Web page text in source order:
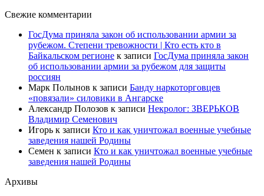
Свежие комментарии
ГосДума приняла закон об использовании армии за
рубежом. Степени тревожности | Кто есть кто в
Байкальском регионе к записи ГосДума приняла закон
об использовании армии за рубежом для защиты
россиян
Марк Полынов к записи Банду наркоторговцев
«повязали» силовики в Ангарске
Александр Полозов к записи Некролог: ЗВЕРЬКОВ
Владимир Семенович
Игорь к записи Кто и как уничтожал военные учебные
заведения нашей Родины
Семен к записи Кто и как уничтожал военные учебные
заведения нашей Родины
Архивы